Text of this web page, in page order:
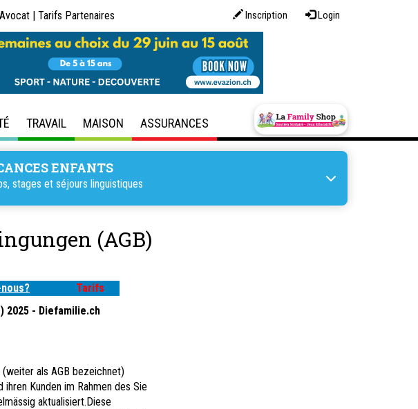
Inscription Login
Avocat | Tarifs Partenaires
TRAVAIL MAISON ASSURANCES
ENFANTS
stages et séjours linguistiques
(AGB)
Tarifs
2025 - Diefamilie.ch
als AGB bezeichnet)
Kunden im Rahmen des Sie
aktualisiert.Diese